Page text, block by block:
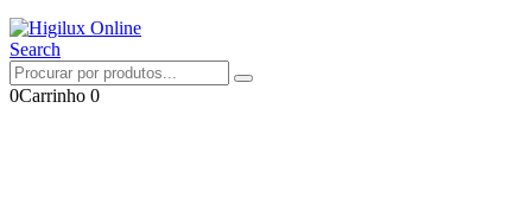
Search
0Carrinho 0